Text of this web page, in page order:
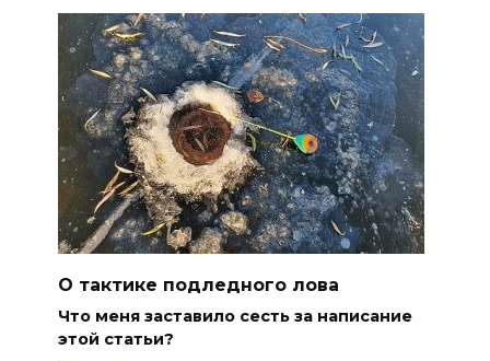
О тактике подледного лова
Что меня заставило сесть за написание
этой статьи?